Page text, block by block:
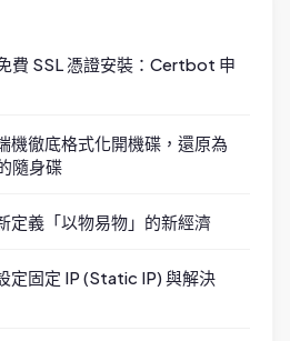
費 SSL 憑證安裝：Certbot 申
機徹底格式化開機碟，還原為
隨身碟
義「以物易物」的新經濟
固定 IP (Static IP) 與解決